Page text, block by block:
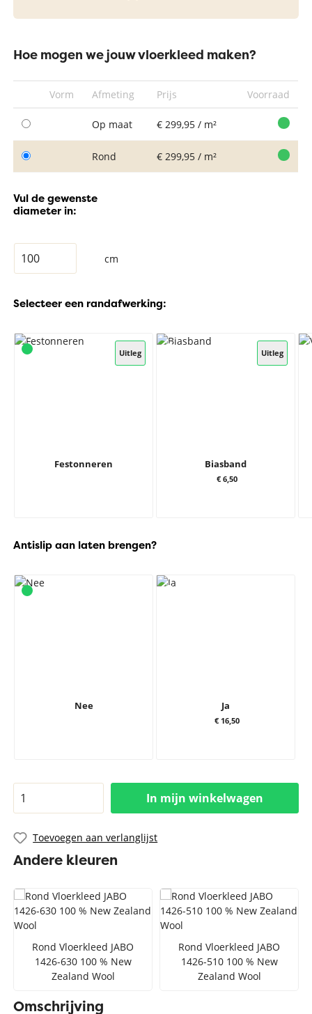
Hoe mogen we jouw vloerkleed maken?
Vorm Afmeting Prijs Voorraad
Op maat € 299,95 / m²
Rond € 299,95 / m²
Vul de gewenste
diameter in:
cm
Selecteer een randafwerking:
Uitleg
Festonneren
Uitleg
Biasband
€ 6,50
Antislip aan laten brengen?
Nee Ja
€ 16,50
In mijn winkelwagen
Toevoegen aan verlanglijst
Andere kleuren
Rond Vloerkleed JABO
1426-630 100 % New
Zealand Wool
Rond Vloerkleed JABO
1426-510 100 % New
Zealand Wool
Omschrijving